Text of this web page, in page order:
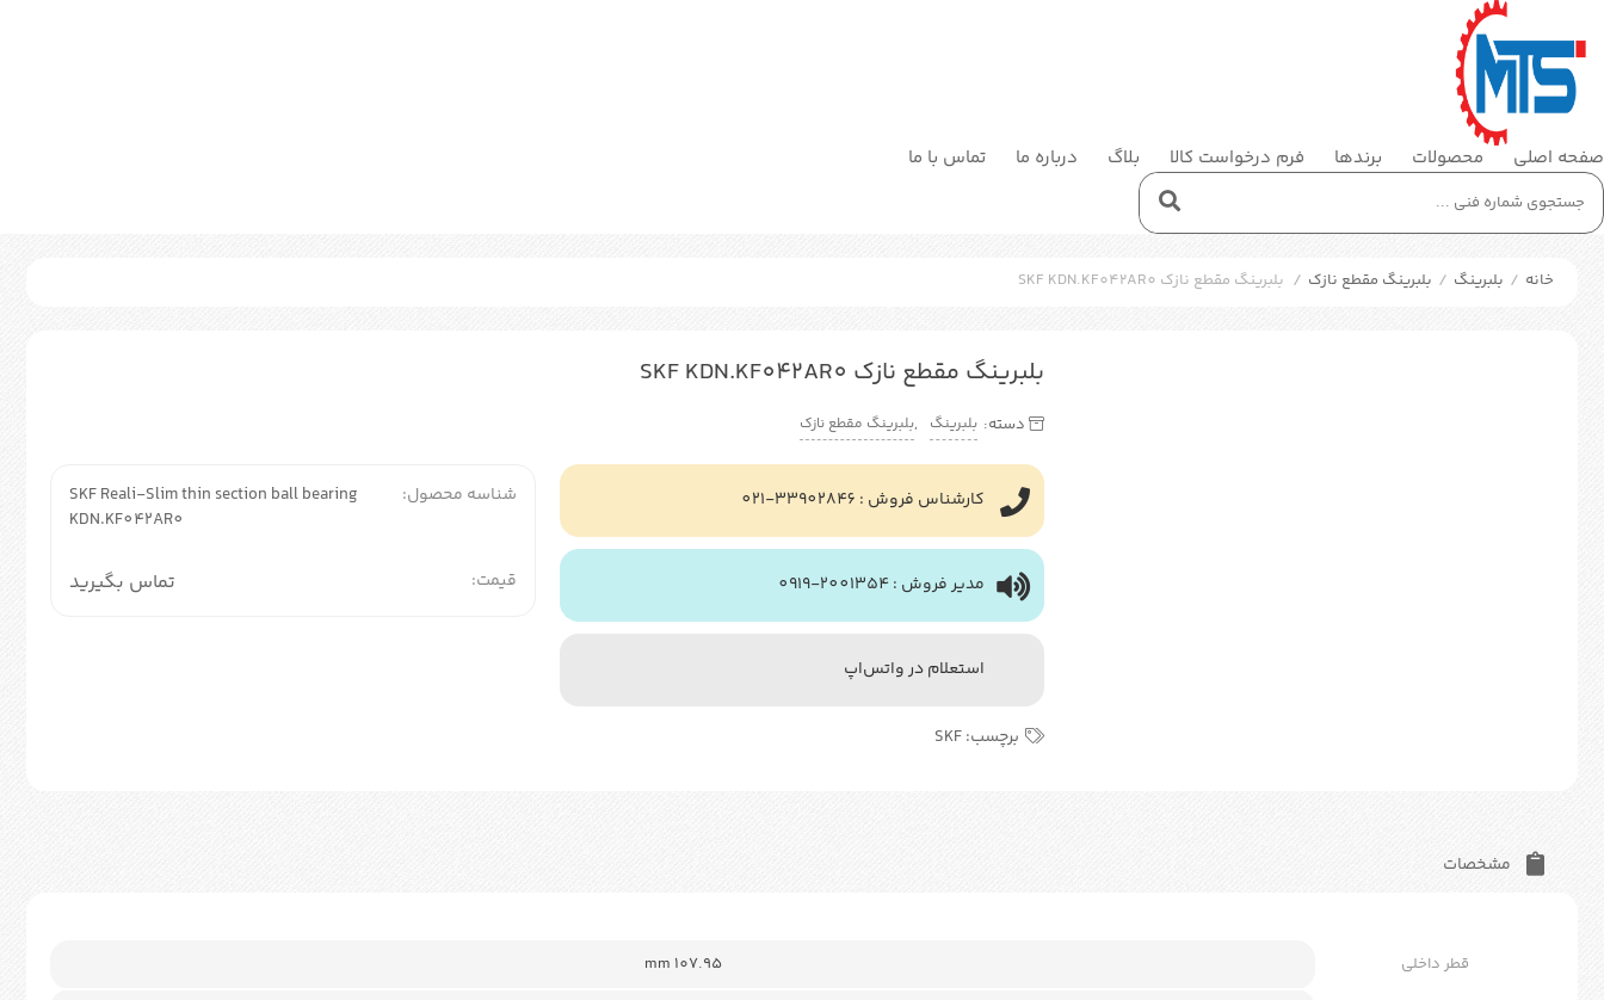
صفحه اصلی محصولات برندها فرم درخواست کالا بلاگ درباره ما تماس با ما
خانه / بلبرینگ / بلبرینگ مقطع نازک / بلبرینگ مقطع نازک SKF KDN.KF042AR0
بلبرینگ مقطع نازک SKF KDN.KF042AR0
دسته: بلبرینگ ,بلبرینگ مقطع نازک
کارشناس فروش : 33902846-021
مدیر فروش : 2001354-0919
استعلام در واتس‌اپ
برچسب:SKF
شناسه محصول:
SKF Reali-Slim thin section ball bearing
KDN.KF042AR0
قیمت: تماس بگیرید
مشخصات
قطر داخلی 107.95 mm